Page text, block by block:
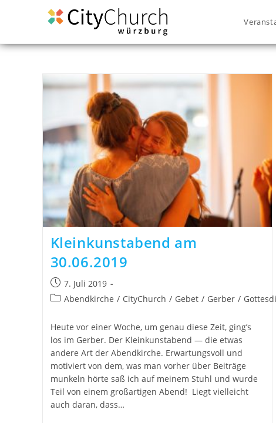
Kleinkunstabend am
30.06.2019
7. Juli 2019
Abendkirche / CityChurch / Gebet / Gerber /
Heute vor einer Woche, um genau diese Zeit, ging’s
los im Gerber. Der Kleinkunstabend — die etwas
andere Art der Abendkirche. Erwartungsvoll und
motiviert von dem, was man vorher über Beiträge
munkeln hörte saß ich auf meinem Stuhl und wurde
Teil von einem großartigen Abend! Liegt vielleicht
auch daran, dass…